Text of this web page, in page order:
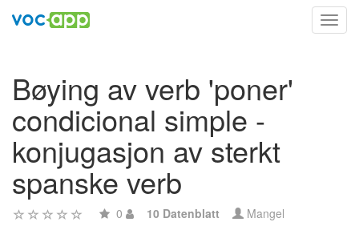
Bøying av verb 'poner'
condicional simple -
konjugasjon av sterkt
spanske verb
0 10 Datenblatt Mangel